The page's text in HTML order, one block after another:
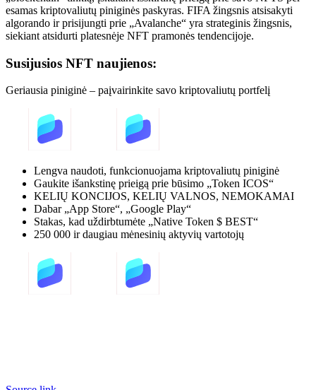
esamas kriptovaliutų piniginės paskyras. FIFA žingsnis atsisakyti
algorando ir prisijungti prie „Avalanche“ yra strateginis žingsnis,
siekiant atsidurti platesnėje NFT pramonės tendencijoje.
Susijusios NFT naujienos:
Geriausia piniginė – paįvairinkite savo kriptovaliutų portfelį
Lengva naudoti, funkcionuojama kriptovaliutų piniginė
Gaukite išankstinę prieigą prie būsimo „Token ICOS“
KELIŲ KONCIJOS, KELIŲ VALNOS, NEMOKAMAI
Dabar „App Store“, „Google Play“
Stakas, kad uždirbtumėte „Native Token $ BEST“
250 000 ir daugiau mėnesinių aktyvių vartotojų